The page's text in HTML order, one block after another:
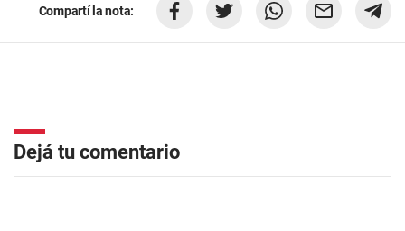
Compartí la nota:
Dejá tu comentario